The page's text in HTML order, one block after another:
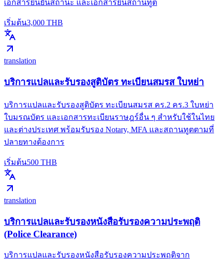
เอกสารยืนยันสถานะ และเอกสารยื่นสถานทูต
เริ่มต้น3,000 THB
translation
บริการแปลและรับรองสูติบัตร ทะเบียนสมรส ใบหย่า
บริการแปลและรับรองสูติบัตร ทะเบียนสมรส คร.2 คร.3 ใบหย่า
ใบมรณบัตร และเอกสารทะเบียนราษฎร์อื่น ๆ สำหรับใช้ในไทย
และต่างประเทศ พร้อมรับรอง Notary, MFA และสถานทูตตามที่
ปลายทางต้องการ
เริ่มต้น500 THB
translation
บริการแปลและรับรองหนังสือรับรองความประพฤติ
(Police Clearance)
บริการแปลและรับรองหนังสือรับรองความประพฤติจาก